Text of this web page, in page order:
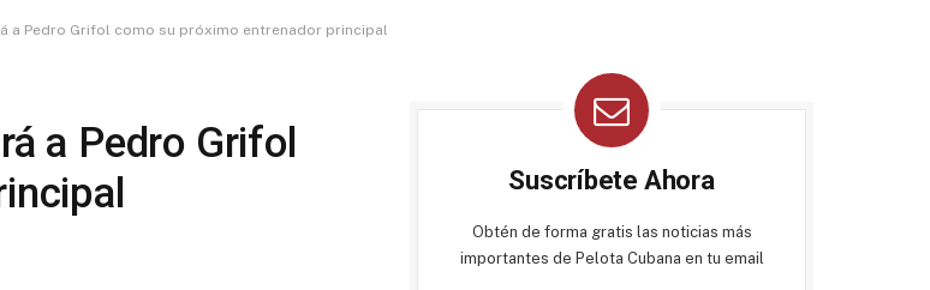
a Pedro Grifol como su próximo entrenador principal
a Pedro Grifol
Suscríbete Ahora
Obtén de forma gratis las noticias más
importantes de Pelota Cubana en tu email